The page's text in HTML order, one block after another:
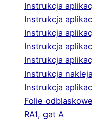
Instrukcja
Instrukcja
Instrukcja
Instrukcja
Instrukcja
Instrukcja
Instrukcja
Folie
RA1, gat A